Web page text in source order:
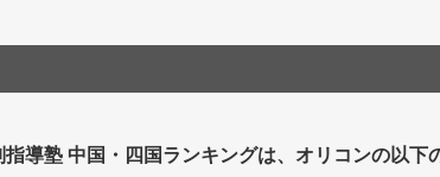
指導塾 中国・四国ランキングは、オリコンの以下